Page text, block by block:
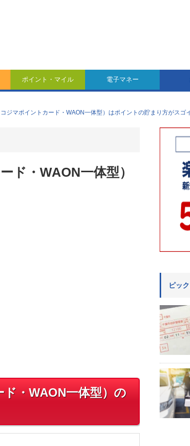
ポイント・マイル 電子マネー
ジマポイントカード・WAON一体型）はポイントの貯まり方がスゴ
ド・WAON一体型）
・WAON一体型）の
ピッ